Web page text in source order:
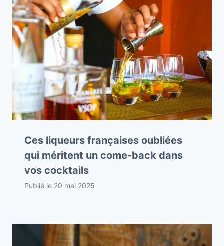
Ces liqueurs françaises oubliées
qui méritent un come-back dans
vos cocktails
Publié le 20 mai 2025